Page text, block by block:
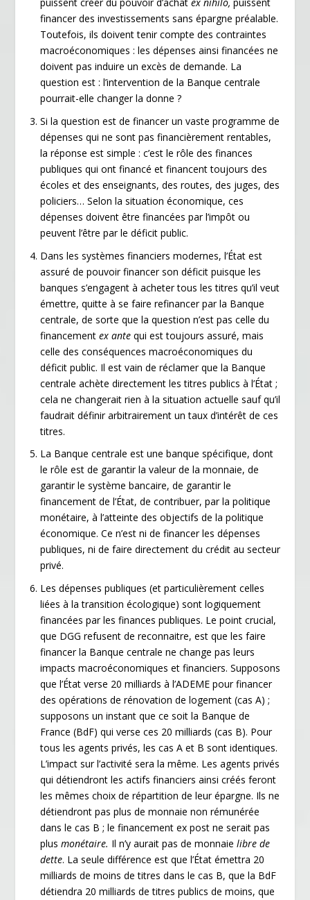
financer des investissements sans épargne préalable.
Toutefois, ils doivent tenir compte des contraintes
macroéconomiques : les dépenses ainsi financées ne
doivent pas induire un excès de demande. La
question est : l’intervention de la Banque centrale
pourrait-elle changer la donne ?
Si la question est de financer un vaste programme de
dépenses qui ne sont pas financièrement rentables,
la réponse est simple : c’est le rôle des finances
publiques qui ont financé et financent toujours des
écoles et des enseignants, des routes, des juges, des
policiers… Selon la situation économique, ces
dépenses doivent être financées par l’impôt ou
peuvent l’être par le déficit public.
Dans les systèmes financiers modernes, l’État est
assuré de pouvoir financer son déficit puisque les
banques s’engagent à acheter tous les titres qu’il veut
émettre, quitte à se faire refinancer par la Banque
centrale, de sorte que la question n’est pas celle du
financementex ante qui est toujours assuré, mais
celle des conséquences macroéconomiques du
déficit public. Il est vain de réclamer que la Banque
centrale achète directement les titres publics à l’État ;
cela ne changerait rien à la situation actuelle sauf qu’il
faudrait définir arbitrairement un taux d’intérêt de ces
titres.
La Banque centrale est une banque spécifique, dont
le rôle est de garantir la valeur de la monnaie, de
garantir le système bancaire, de garantir le
financement de l’État, de contribuer, par la politique
monétaire, à l’atteinte des objectifs de la politique
économique. Ce n’est ni de financer les dépenses
publiques, ni de faire directement du crédit au secteur
privé.
Les dépenses publiques (et particulièrement celles
liées à la transition écologique) sont logiquement
financées par les finances publiques. Le point crucial,
que DGG refusent de reconnaitre, est que les faire
financer la Banque centrale ne change pas leurs
impacts macroéconomiques et financiers. Supposons
que l’État verse 20 milliards à l’ADEME pour financer
des opérations de rénovation de logement (cas A) ;
supposons un instant que ce soit la Banque de
France (BdF) qui verse ces 20 milliards (cas B). Pour
tous les agents privés, les cas A et B sont identiques.
L’impact sur l’activité sera la même. Les agents privés
qui détiendront les actifs financiers ainsi créés feront
les mêmes choix de répartition de leur épargne. Ils ne
détiendront pas plus de monnaie non rémunérée
dans le cas B ; le financement ex post ne serait pas
plusmonétaire. Il n’y aurait pas de monnaielibre de
dette. La seule différence est que l’État émettra 20
milliards de moins de titres dans le cas B, que la BdF
détiendra 20 milliards de titres publics de moins, que